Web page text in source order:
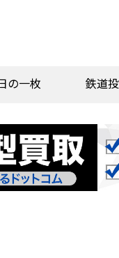
の一枚 鉄道